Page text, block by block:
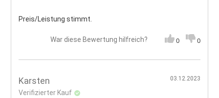
Preis/Leistung stimmt.
War diese Bewertung hilfreich? 0 0
Karsten
Verifizierter Kauf
03.12.2023